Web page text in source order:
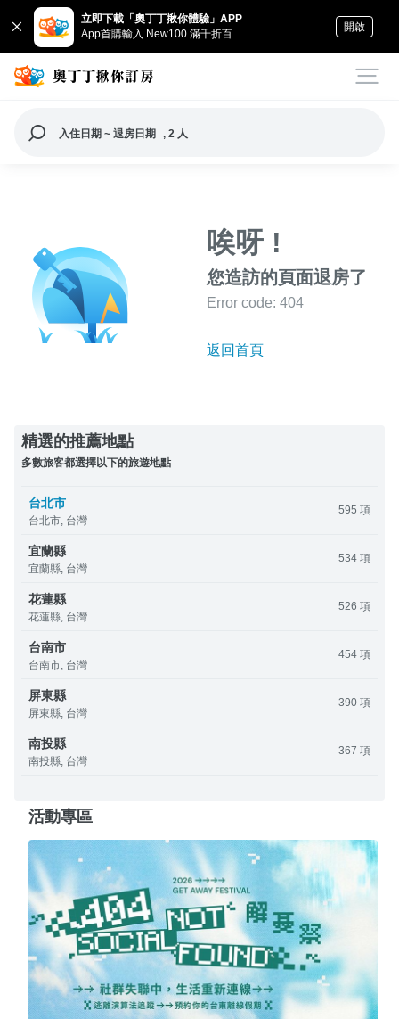
立即下載「奧丁丁揪你體驗」APP
App首購輸入 New100 滿千折百
開啟
入住日期 ~ 退房日期 , 2 人
唉呀 !
您造訪的頁面退房了
Error code: 404
返回首頁
精選的推薦地點
多數旅客都選擇以下的旅遊地點
台北市
台北市, 台灣
595 項
宜蘭縣
宜蘭縣, 台灣
534 項
花蓮縣
花蓮縣, 台灣
526 項
台南市
台南市, 台灣
454 項
屏東縣
屏東縣, 台灣
390 項
南投縣
南投縣, 台灣
367 項
活動專區